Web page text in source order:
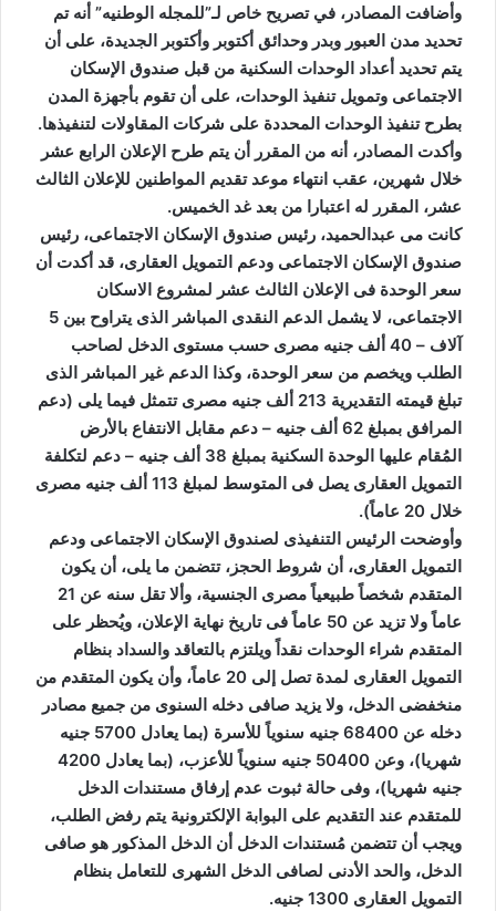
ا
وأضافت المصادر، في تصريح خاص لـ”للمجله الوطنيه” أنه تم
تحديد مدن العبور وبدر وحدائق أكتوبر وأكتوبر الجديدة، على أن
يتم تحديد أعداد الوحدات السكنية من قبل صندوق الإسكان
الاجتماعى وتمويل تنفيذ الوحدات، على أن تقوم بأجهزة المدن
بطرح تنفيذ الوحدات المحددة على شركات المقاولات لتنفيذها.
وأكدت المصادر، أنه من المقرر أن يتم طرح الإعلان الرابع عشر
خلال شهرين، عقب انتهاء موعد تقديم المواطنين للإعلان الثالث
عشر، المقرر له اعتبارا من بعد غد الخميس.
كانت مى عبدالحميد، رئيس صندوق الإسكان الاجتماعى، رئيس
صندوق الإسكان الاجتماعى ودعم التمويل العقارى، قد أكدت أن
سعر الوحدة فى الإعلان الثالث عشر لمشروع الاسكان
الاجتماعى، لا يشمل الدعم النقدى المباشر الذى يتراوح بين 5
آلاف – 40 ألف جنيه مصرى حسب مستوى الدخل لصاحب
الطلب ويخصم من سعر الوحدة، وكذا الدعم غير المباشر الذى
تبلغ قيمته التقديرية 213 ألف جنيه مصرى تتمثل فيما يلى (دعم
المرافق بمبلغ 62 ألف جنيه – دعم مقابل الانتفاع بالأرض
المُقام عليها الوحدة السكنية بمبلغ 38 ألف جنيه – دعم لتكلفة
التمويل العقارى يصل فى المتوسط لمبلغ 113 ألف جنيه مصرى
خلال 20 عاماً).
وأوضحت الرئيس التنفيذى لصندوق الإسكان الاجتماعى ودعم
التمويل العقارى، أن شروط الحجز، تتضمن ما يلى، أن يكون
المتقدم شخصاً طبيعياً مصرى الجنسية، وألا تقل سنه عن 21
عاماً ولا تزيد عن 50 عاماً فى تاريخ نهاية الإعلان، ويُحظر على
المتقدم شراء الوحدات نقداً ويلتزم بالتعاقد والسداد بنظام
التمويل العقارى لمدة تصل إلى 20 عاماً، وأن يكون المتقدم من
منخفضى الدخل، ولا يزيد صافى دخله السنوى من جميع مصادر
دخله عن 68400 جنيه سنوياً للأسرة (بما يعادل 5700 جنيه
شهريا)، وعن 50400 جنيه سنوياً للأعزب، (بما يعادل 4200
جنيه شهريا)، وفى حالة ثبوت عدم إرفاق مستندات الدخل
للمتقدم عند التقديم على البوابة الإلكترونية يتم رفض الطلب،
ويجب أن تتضمن مُستندات الدخل أن الدخل المذكور هو صافى
الدخل، والحد الأدنى لصافى الدخل الشهرى للتعامل بنظام
التمويل العقارى 1300 جنيه.